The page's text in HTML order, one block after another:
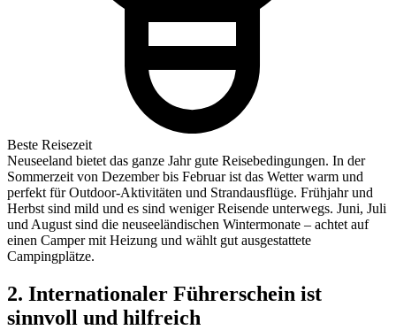
Beste Reisezeit
Neuseeland bietet das ganze Jahr gute Reisebedingungen. In der
Sommerzeit von Dezember bis Februar ist das Wetter warm und
perfekt für Outdoor-Aktivitäten und Strandausflüge. Frühjahr und
Herbst sind mild und es sind weniger Reisende unterwegs. Juni, Juli
und August sind die neuseeländischen Wintermonate – achtet auf
einen Camper mit Heizung und wählt gut ausgestattete
Campingplätze.
2. Internationaler Führerschein ist
sinnvoll und hilfreich